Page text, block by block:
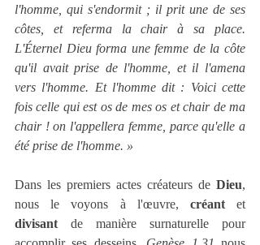
l'homme, qui s'endormit ; il prit une de ses
côtes, et referma la chair à sa place.
L'Éternel Dieu forma une femme de la côte
qu'il avait prise de l'homme, et il l'amena
vers l'homme. Et l'homme dit : Voici cette
fois celle qui est os de mes os et chair de ma
chair ! on l'appellera femme, parce qu'elle a
été prise de l'homme. »
Dans les premiers actes créateurs de Dieu,
nous le voyons à l'œuvre, créant
divisant de manière surnaturelle pour